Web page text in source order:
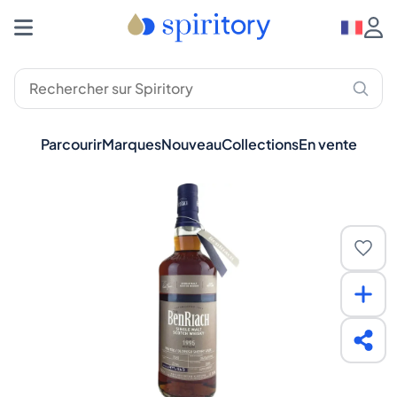
ParcourirMarquesNouveauCollectionsEn vente